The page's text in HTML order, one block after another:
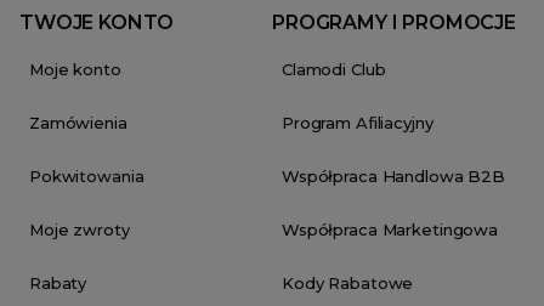
TWOJE KONTO
Moje konto
Zamówienia
Pokwitowania
Moje zwroty
Rabaty
PROGRAMY I PROMOCJE
Clamodi Club
Program Afiliacyjny
Współpraca Handlowa B2B
Współpraca Marketingowa
Kody Rabatowe